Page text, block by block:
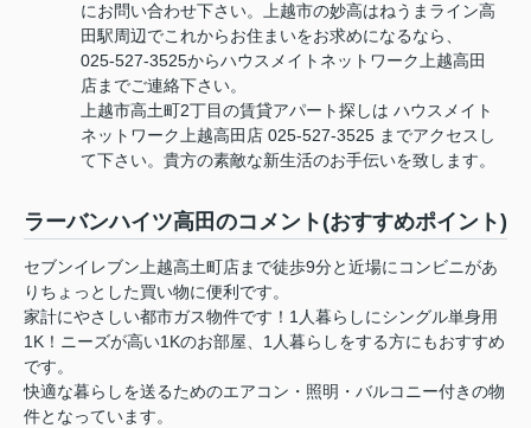
にお問い合わせ下さい。上越市の妙高はねうまライン高
田駅周辺でこれからお住まいをお求めになるなら、
025-527-3525からハウスメイトネットワーク上越高田
店までご連絡下さい。
上越市高土町2丁目の賃貸アパート探しは ハウスメイト
ネットワーク上越高田店 025-527-3525 までアクセスし
て下さい。貴方の素敵な新生活のお手伝いを致します。
ラーバンハイツ高田のコメント(おすすめポイント)
セブンイレブン上越高土町店まで徒歩9分と近場にコンビニがあ
りちょっとした買い物に便利です。
家計にやさしい都市ガス物件です！1人暮らしにシングル単身用
1K！ニーズが高い1Kのお部屋、1人暮らしをする方にもおすすめ
です。
快適な暮らしを送るためのエアコン・照明・バルコニー付きの物
件となっています。